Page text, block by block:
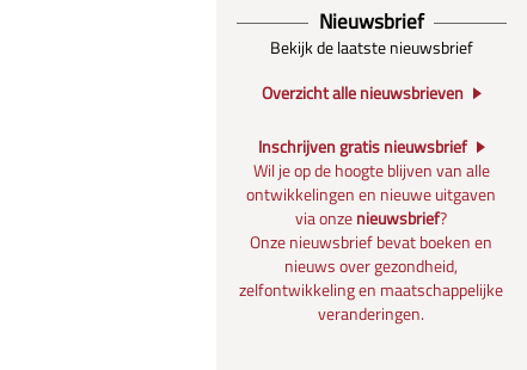
Nieuwsbrief
Bekijk de laatste nieuwsbrief
Overzicht alle nieuwsbrieven
Inschrijven gratis nieuwsbrief
Wil je op de hoogte blijven van alle
ontwikkelingen en nieuwe uitgaven
via onzenieuwsbrief?
Onze nieuwsbrief bevat boeken en
nieuws over gezondheid,
zelfontwikkeling en maatschappelijke
veranderingen.